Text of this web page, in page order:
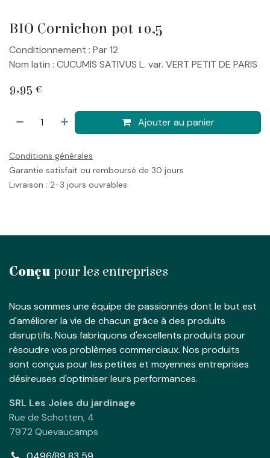
BIO Cornichon pot 10,5
Conditionnement : Par 12
Nom latin : CUCUMIS SATIVUS L. var. VERT PETIT DE PARIS
9,95 €
Ajouter au panier
Conditions générales
Garantie satisfait ou remboursé de 30 jours
Livraison : 2-3 jours ouvrables
Conçu pour les entreprises
Nous sommes une équipe de passionnés dont le but est
d'améliorer la vie de chacun grâce à des produits
disruptifs. Nous fabriquons d'excellents produits pour
résoudre vos problèmes commerciaux. Nos produits
sont conçus pour les petites et moyennes entreprises
désireuses d'optimiser leurs performances.
SRL Les Joies du jardinage
Rue de Schotten, 4
7972 Quevaucamps